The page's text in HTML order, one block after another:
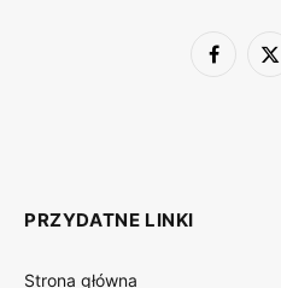
Facebook
X
PRZYDATNE LINKI
Strona główna